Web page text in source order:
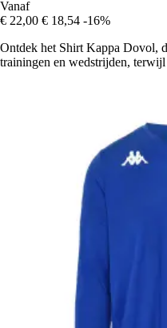
Vanaf
€ 22,00 € 18,54 -16%
Ontdek het Shirt Kappa Dovol,
trainingen en wedstrijden,